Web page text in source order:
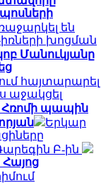
են
խոցման
Մանուկյանը
հայտարարել
աջակցել
Հռոմի պապին
Երկար
Բ-ին